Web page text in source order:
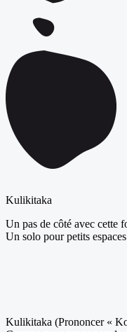
Kulikitaka
Un pas de côté avec cette
Un solo pour petits
Kulikitaka (Prononcer «